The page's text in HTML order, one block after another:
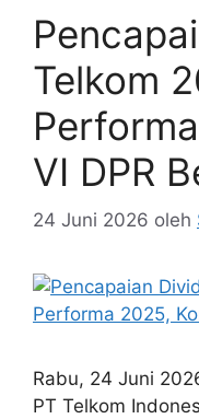
Telkom
VI DPR
24 Juni 2026 oleh
Rabu, 24 Juni
PT Telkom